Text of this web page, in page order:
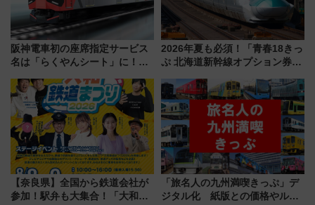
阪神電車初の座席指定サービス
名は「らくやんシート」に！新
を快適移動
2026年夏も必須！「青春18きっ
ぷ 北海道新幹線オプション券」
の罠
【奈良県】全国から鉄道会社が
参加！駅弁も大集合！「大和鉄
「旅名人の九州満喫きっぷ」デ
ジタル化 紙版との価格やルー